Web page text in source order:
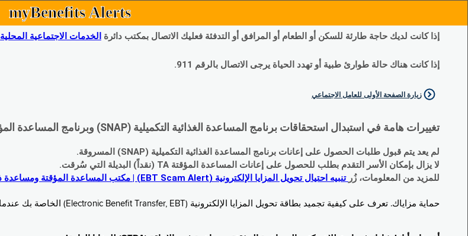
myBenefits Alerts
إذا كانت لديك حاجة طارئة للسكن أو الطعام أو المرافق أو التدفئة فعليك الاتصال بمكتب دائرة الخدمات الاجتماعية المحلية
إذا كانت هناك حالة طوارئ طبية أو تهدد الحياة يرجى الاتصال بالرقم 911.
زيارة الصفحة الأولى للعامل الاجتماعي
تغييرات هامة في استبدال استحقاقات برنامج المساعدة الغذائية التكميلية (SNAP) وبرنامج المساعدة المؤقتة (TA) المسروقة:
لم يعد يتم قبول طلبات الحصول على إعانات برنامج المساعدة الغذائية التكميلية (SNAP) المسروقة.
لا يزال بإمكان الأسر التقدم بطلب للحصول على إعانات المساعدة المؤقتة TA (نقداً) البديلة التي سُرقت.
للمزيد من المعلومات، زُر تنبيه احتيال تحويل المزايا الإلكترونية (EBT Scam Alert) | مكتب المساعدة المؤقتة ومساعدة ذوي الإعاقة (OTDA)
حماية مزاياك. تعرف على كيفية تجميد بطاقة تحويل المزايا الإلكترونية (Electronic Benefit Transfer, EBT) الخاصة بك عندما لا تكون قيد الاستخدام. زُر